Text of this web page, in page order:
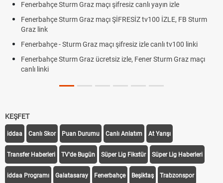
Fenerbahçe Sturm Graz maçı şifresiz canlı yayın izle
Fenerbahçe Sturm Graz maçı ŞİFRESİZ tv100 İZLE, FB Sturm
Graz link
Fenerbahçe - Sturm Graz maçı şifresiz izle canlı tv100 linki
Fenerbahçe Sturm Graz ücretsiz izle, Fener Sturm Graz maçı
canlı linki
KEŞFET
iddaa Canlı Skor Puan Durumu Canlı Anlatım At Yarışı
Transfer Haberleri TV'de Bugün Süper Lig Fikstür Süper Lig Haberleri
iddaa Programı Galatasaray Fenerbahçe Beşiktaş Trabzonspor